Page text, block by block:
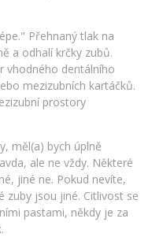
Přehnaný tlak na
a odhalí krčky zubů.
vhodného dentálního
mezizubních kartáčků.
prostory
měl(a) bych úplně
ale ne vždy. Některé
jiné ne. Pokud nevíte,
zuby jsou jiné. Citlivost se
pastami, někdy je za